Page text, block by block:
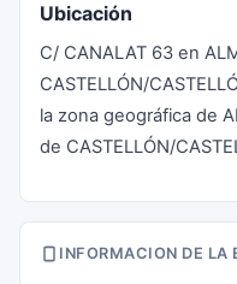
Ubicación
C/ CANALAT 63 en
CASTELLÓN/
la zona geográfica de
de CASTELLÓN/
INFORMACION DE LA